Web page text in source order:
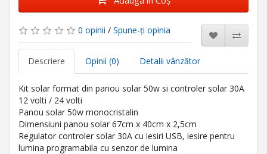
0 opinii / Spune-ţi opinia
Descriere Opinii (0) Detalii vânzător
Kit solar format din panou solar 50w si controler solar 30A
12 volti / 24 volti
Panou solar 50w monocristalin
Dimensiuni panou solar 67cm x 40cm x 2,5cm
Regulator controler solar 30A cu iesiri USB, iesire pentru
lumina programabila cu senzor de lumina